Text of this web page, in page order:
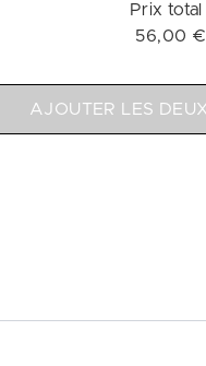
Prix ​​total
56,00 €
AJOUTER LES